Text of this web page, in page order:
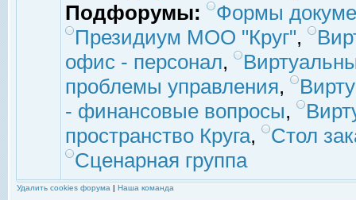
Подфорумы:
Формы
Президиум МОО "Круг",
офис - персонал,
проблемы управления,
- финансовые вопросы,
пространство Круга,
Стол
Сценарная группа
Удалить cookies форума | Наша команда